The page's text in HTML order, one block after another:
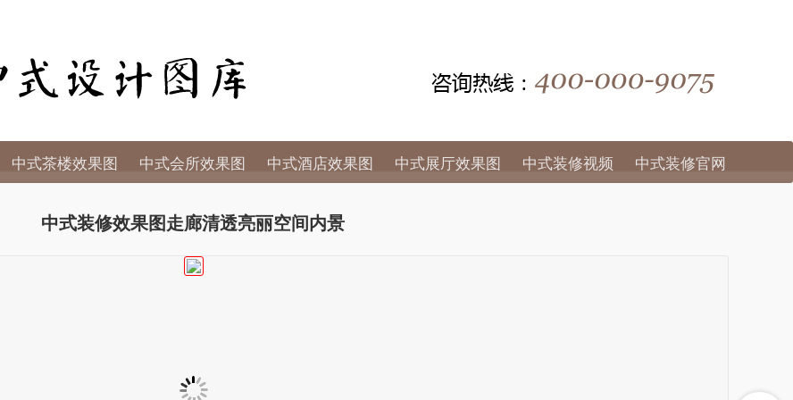
中式茶楼效果图 中式会所效果图 中式酒店效果图 中式展厅效果图 中式装修视频 中式装修官网
中式装修效果图走廊清透亮丽空间内景